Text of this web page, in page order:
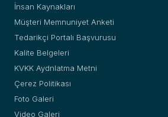
İnsan Kaynakları
Müşteri Memnuniyet Anketi
Tedarikçi Portalı Başvurusu
Kalite Belgeleri
KVKK Aydnlatma Metni
Çerez Politikası
Foto Galeri
Video Galeri